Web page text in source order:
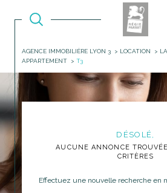
AGENCE IMMOBILIÈRE LYON 3 LOCATION
APPARTEMENT
T3
DÉSOLÉ,
AUCUNE ANNONCE
CRITÈRES
Effectuez une nouvelle recherche en